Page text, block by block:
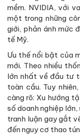
mềm. NVIDIA, với
một trong những
giới, phản ánh mức
tế Mỹ.
Ưu thế nổi bật của
mới. Theo nhiều
lớn nhất về đầu tư
toàn cầu. Tuy
càng rõ: Xu hướng
số doanh nghiệp
tranh luận gay gắt
đến nguy cơ thao